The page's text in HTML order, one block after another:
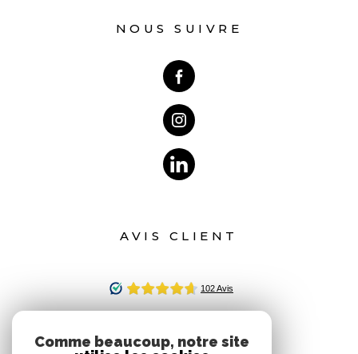
NOUS SUIVRE
AVIS CLIENT
Comme beaucoup, notre site